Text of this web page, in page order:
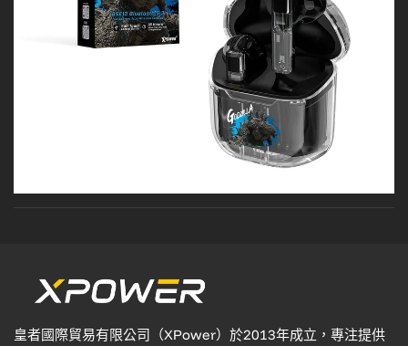
皇者國際貿易有限公司（XPower）於2013年成立，專注提供